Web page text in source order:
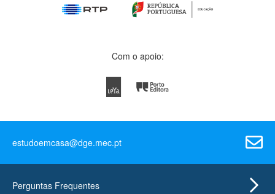
Com o apoio:
estudoemcasa@dge.mec.pt
Perguntas Frequentes